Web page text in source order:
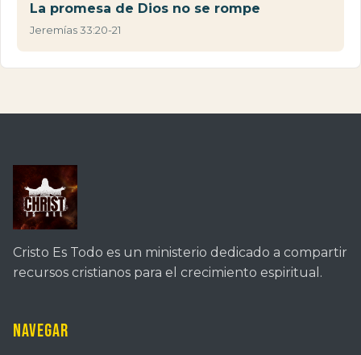
La promesa de Dios no se rompe
Jeremías 33:20-21
Cristo Es Todo es un ministerio dedicado a compartir
recursos cristianos para el crecimiento espiritual.
Navegar